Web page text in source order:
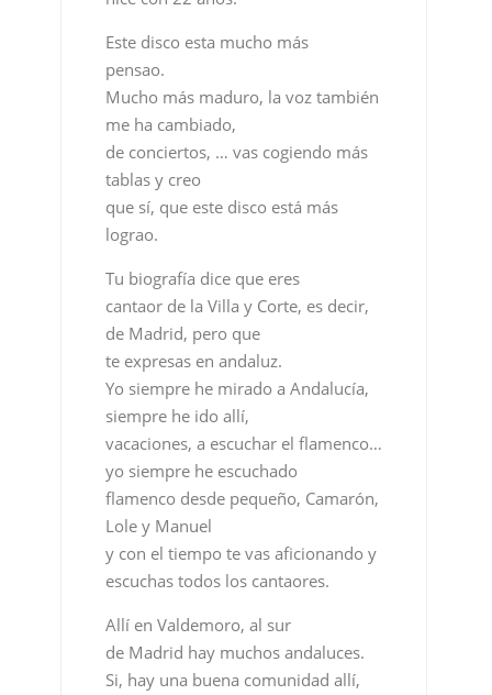
tablas y creo
que sí, que este disco está más
lograo.
Tu biografía dice que eres
cantaor de la Villa y Corte, es decir,
de Madrid, pero que
te expresas en andaluz.
Yo siempre he mirado a Andalucía,
siempre he ido allí,
vacaciones, a escuchar el flamenco…
yo siempre he escuchado
flamenco desde pequeño, Camarón,
Lole y Manuel
y con el tiempo te vas aficionando y
escuchas todos los cantaores.
Allí en Valdemoro, al sur
de Madrid hay muchos andaluces.
Si, hay una buena comunidad allí,
en los años
un tablao y por
ahí pasaban muchos aficionados al
flamenco, se ponían